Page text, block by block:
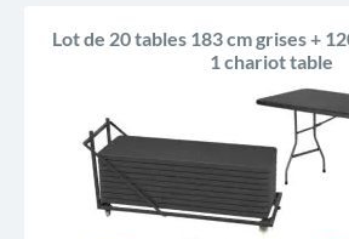
Lot de 20 tables 183 cm grises +
1 chariot table